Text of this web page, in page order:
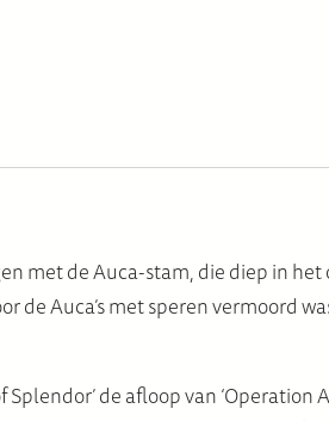
met de Auca-stam, die diep in
Auca’s met speren vermoord
de afloop van